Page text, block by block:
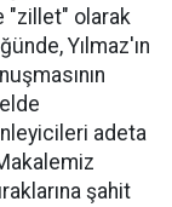
"zillet" olarak
Yılmaz'ın
adeta
şahit